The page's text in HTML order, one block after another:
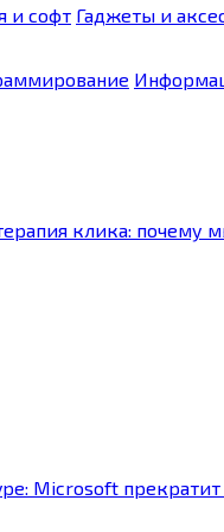
и софт Гаджеты и
клика: почему
Microsoft